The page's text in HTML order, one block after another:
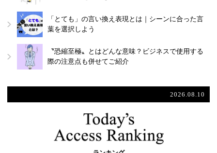
「とても」の言い換え表現とは｜シーンに合った言
葉を選択しよう
〝恐縮至極〟とはどんな意味？ビジネスで使用する
際の注意点も併せてご紹介
2026.08.10